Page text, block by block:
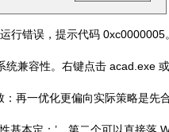
错误，提示代码
兼容性。右键点击 acad.exe
再一优化更偏向实际策略是